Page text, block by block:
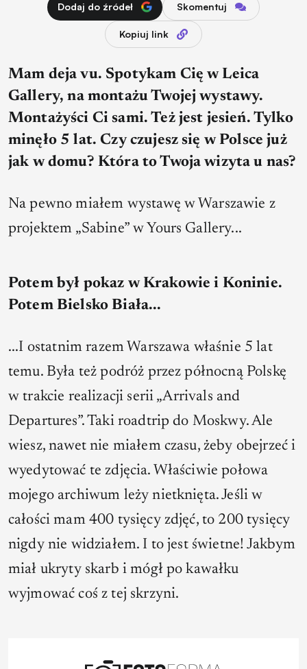
Dodaj do źródeł Skomentuj
Kopiuj link
Mam deja vu. Spotykam Cię w Leica
Gallery, na montażu Twojej wystawy.
Montażyści Ci sami. Też jest jesień. Tylko
minęło 5 lat. Czy czujesz się w Polsce już
jak w domu? Która to Twoja wizyta u nas?
Na pewno miałem wystawę w Warszawie z
projektem „Sabine” w Yours Gallery...
Potem był pokaz w Krakowie i Koninie.
Potem Bielsko Biała...
...I ostatnim razem Warszawa właśnie 5 lat
temu. Była też podróż przez północną Polskę
w trakcie realizacji serii „Arrivals and
Departures”. Taki roadtrip do Moskwy. Ale
wiesz, nawet nie miałem czasu, żeby obejrzeć i
wyedytować te zdjęcia. Właściwie połowa
mojego archiwum leży nietknięta. Jeśli w
całości mam 400 tysięcy zdjęć, to 200 tysięcy
nigdy nie widziałem. I to jest świetne! Jakbym
miał ukryty skarb i mógł po kawałku
wyjmować coś z tej skrzyni.